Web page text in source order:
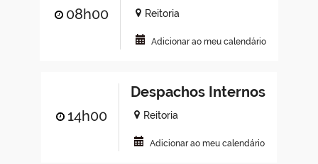
08h00 Reitoria
Adicionar ao meu calendário
14h00
Despachos Internos
Reitoria
Adicionar ao meu calendário